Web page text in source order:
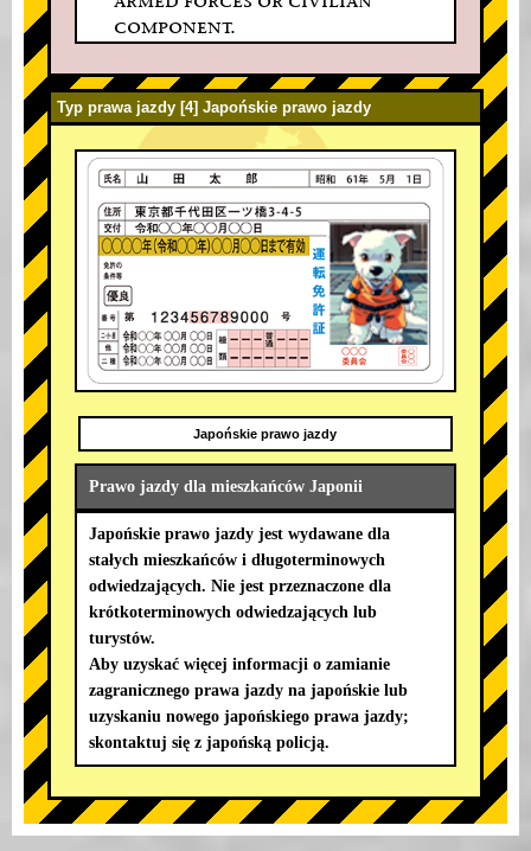
component.
Typ prawa jazdy [4] Japońskie prawo jazdy
Japońskie prawo jazdy
Prawo jazdy dla mieszkańców Japonii
Japońskie prawo jazdy jest wydawane dla
stałych mieszkańców i długoterminowych
odwiedzających. Nie jest przeznaczone dla
krótkoterminowych odwiedzających lub
turystów.
Aby uzyskać więcej informacji o zamianie
zagranicznego prawa jazdy na japońskie lub
uzyskaniu nowego japońskiego prawa jazdy;
skontaktuj się z japońską policją.